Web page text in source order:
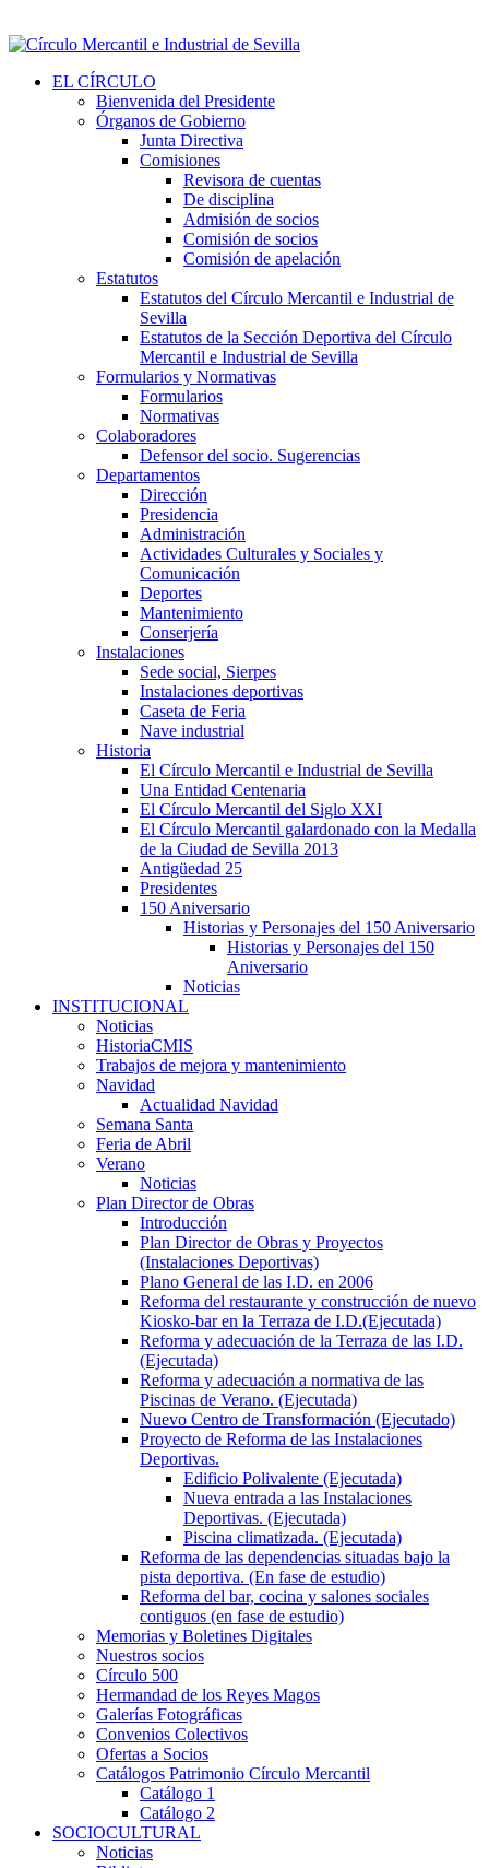
EL CÍRCULO
Bienvenida del Presidente
Órganos de Gobierno
Junta Directiva
Comisiones
Revisora de cuentas
De disciplina
Admisión de socios
Comisión de socios
Comisión de apelación
Estatutos
Estatutos del Círculo Mercantil e Industrial de
Sevilla
Estatutos de la Sección Deportiva del Círculo
Mercantil e Industrial de Sevilla
Formularios y Normativas
Formularios
Normativas
Colaboradores
Defensor del socio. Sugerencias
Departamentos
Dirección
Presidencia
Administración
Actividades Culturales y Sociales y
Comunicación
Deportes
Mantenimiento
Conserjería
Instalaciones
Sede social, Sierpes
Instalaciones deportivas
Caseta de Feria
Nave industrial
Historia
El Círculo Mercantil e Industrial de Sevilla
Una Entidad Centenaria
El Círculo Mercantil del Siglo XXI
El Círculo Mercantil galardonado con la Medalla
de la Ciudad de Sevilla 2013
Antigüedad 25
Presidentes
150 Aniversario
Historias y Personajes del 150 Aniversario
Historias y Personajes del 150
Aniversario
Noticias
INSTITUCIONAL
Noticias
HistoriaCMIS
Trabajos de mejora y mantenimiento
Navidad
Actualidad Navidad
Semana Santa
Feria de Abril
Verano
Noticias
Plan Director de Obras
Introducción
Plan Director de Obras y Proyectos
(Instalaciones Deportivas)
Plano General de las I.D. en 2006
Reforma del restaurante y construcción de nuevo
Kiosko-bar en la Terraza de I.D.(Ejecutada)
Reforma y adecuación de la Terraza de las I.D.
(Ejecutada)
Reforma y adecuación a normativa de las
Piscinas de Verano. (Ejecutada)
Nuevo Centro de Transformación (Ejecutado)
Proyecto de Reforma de las Instalaciones
Deportivas.
Edificio Polivalente (Ejecutada)
Nueva entrada a las Instalaciones
Deportivas. (Ejecutada)
Piscina climatizada. (Ejecutada)
Reforma de las dependencias situadas bajo la
pista deportiva. (En fase de estudio)
Reforma del bar, cocina y salones sociales
contiguos (en fase de estudio)
Memorias y Boletines Digitales
Nuestros socios
Círculo 500
Hermandad de los Reyes Magos
Galerías Fotográficas
Convenios Colectivos
Ofertas a Socios
Catálogos Patrimonio Círculo Mercantil
Catálogo 1
Catálogo 2
SOCIOCULTURAL
Noticias